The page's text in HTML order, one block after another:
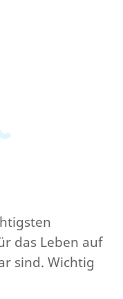
das Leben auf
sind. Wichtig